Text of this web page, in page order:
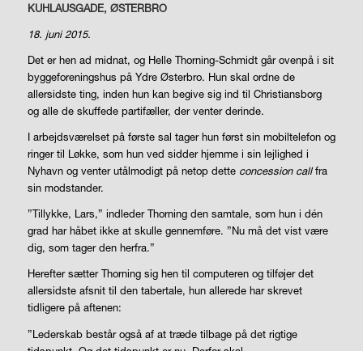
KUHLAUSGADE, ØSTERBRO
18. juni 2015.
Det er hen ad midnat, og Helle Thorning-Schmidt går ovenpå i sit
byggeforeningshus på Ydre Østerbro. Hun skal ordne de
allersidste ting, inden hun kan begive sig ind til Christiansborg
og alle de skuffede partifæller, der venter derinde.
I arbejdsværelset på første sal tager hun først sin mobiltelefon og
ringer til Løkke, som hun ved sidder hjemme i sin lejlighed i
Nyhavn og venter utålmodigt på netop dette concession callfra
sin modstander.
”Tillykke, Lars,” indleder Thorning den samtale, som hun i dén
grad har håbet ikke at skulle gennemføre. ”Nu må det vist være
dig, som tager den herfra.”
Herefter sætter Thorning sig hen til computeren og tilføjer det
allersidste afsnit til den tabertale, hun allerede har skrevet
tidligere på aftenen:
”Lederskab består også af at træde tilbage på det rigtige